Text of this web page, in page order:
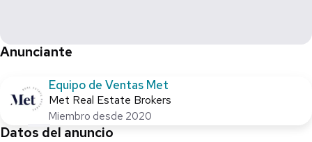
Anunciante
Equipo de Ventas Met
Met Real Estate Brokers
Miembro desde 2020
Datos del anuncio